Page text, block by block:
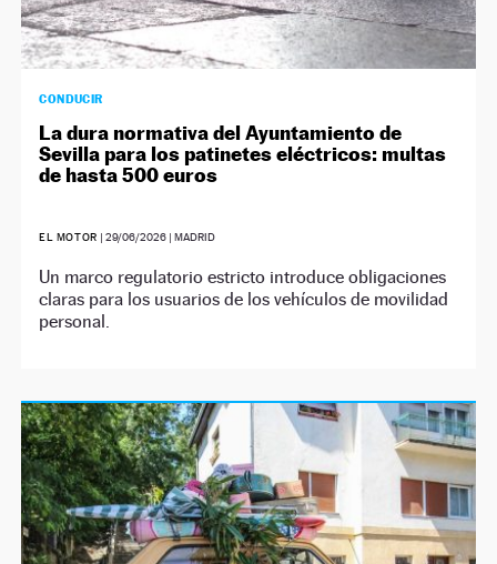
CONDUCIR
La dura normativa del Ayuntamiento de
Sevilla para los patinetes eléctricos: multas
de hasta 500 euros
EL MOTOR |29/06/2026 | MADRID
Un marco regulatorio estricto introduce obligaciones
claras para los usuarios de los vehículos de movilidad
personal.